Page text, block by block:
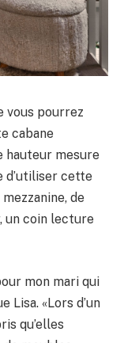
vous pourrez
cabane
hauteur mesure
d’utiliser cette
de
un coin lecture
mon mari qui
Lisa. «Lors d’un
qu’elles